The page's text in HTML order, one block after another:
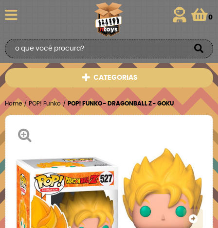
0
CATEGORIAS
Home POP! Funko POP! FUNKO - DRAGONBALL Z - GOKU